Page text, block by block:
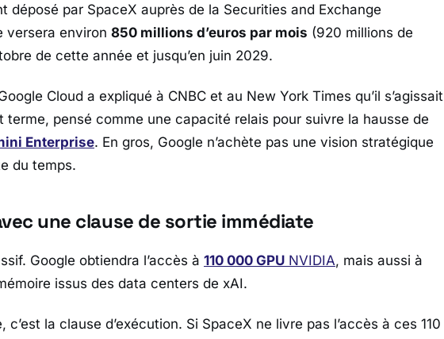
déposé par SpaceX auprès de la Securities and Exchange
versera environ 850 millions d’euros par mois (920 millions de
de cette année et jusqu’en juin 2029.
Cloud a expliqué à CNBC et au New York Times qu’il s’agissait
terme, pensé comme une capacité relais pour suivre la hausse de
Enterprise. En gros, Google n’achète pas une vision stratégique
du temps.
une clause de sortie immédiate
Google obtiendra l’accès à 110 000 GPU NVIDIA, mais aussi à
issus des data centers de xAI.
c’est la clause d’exécution. Si SpaceX ne livre pas l’accès à ces 110